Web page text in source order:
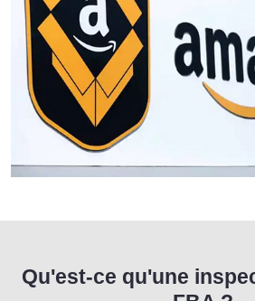
Qu'est-ce qu'une